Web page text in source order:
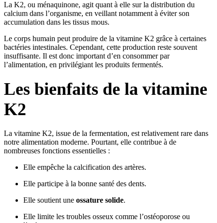
La K2, ou ménaquinone, agit quant à elle sur la distribution du
calcium dans l’organisme, en veillant notamment à éviter son
accumulation dans les tissus mous.
Le corps humain peut produire de la vitamine K2 grâce à certaines
bactéries intestinales. Cependant, cette production reste souvent
insuffisante. Il est donc important d’en consommer par
l’alimentation, en privilégiant les produits fermentés.
Les bienfaits de la vitamine
K2
La vitamine K2, issue de la fermentation, est relativement rare dans
notre alimentation moderne. Pourtant, elle contribue à de
nombreuses fonctions essentielles :
Elle empêche la calcification des artères.
Elle participe à la bonne santé des dents.
Elle soutient une ossature solide.
Elle limite les troubles osseux comme l’ostéoporose ou